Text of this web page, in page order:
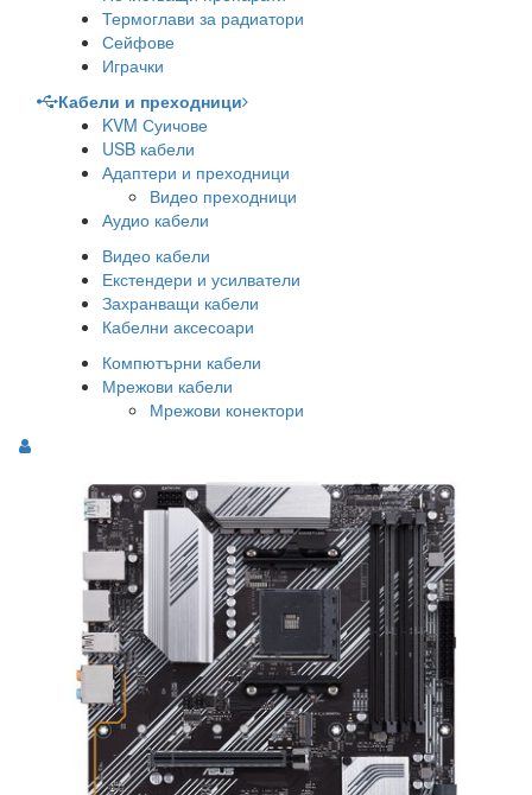
Термоглави за радиатори
Сейфове
Играчки
Кабели и преходници
KVM Суичове
USB кабели
Адаптери и преходници
Видео преходници
Аудио кабели
Видео кабели
Екстендери и усилватели
Захранващи кабели
Кабелни аксесоари
Компютърни кабели
Мрежови кабели
Мрежови конектори